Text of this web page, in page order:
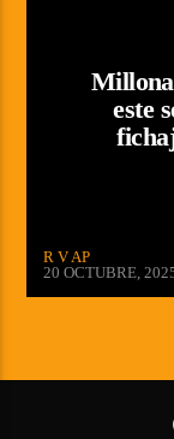
este
R V AP
20 OCTUBRE,